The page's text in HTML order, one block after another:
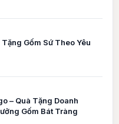
Gốm Sứ Theo Yêu
– Quà Tặng Doanh
Gốm Bát Tràng